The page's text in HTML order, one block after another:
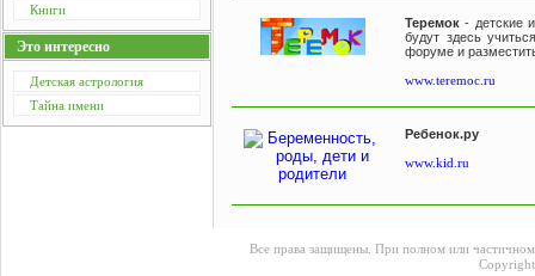
Книги
Это интересно
Детская астрология
Тайна имени
Теремок - детские
будут здесь
форуме и
www.teremoc.ru
Ребенок.ру
www.kid.ru
Все права защищены. При полном или частичном